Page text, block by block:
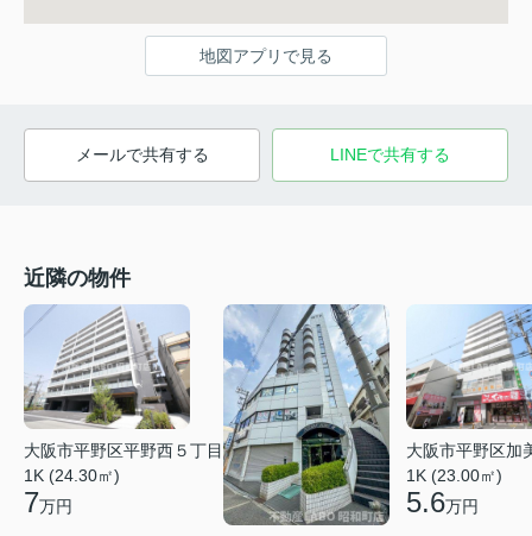
地図アプリで見る
メールで共有する LINEで共有する
近隣の物件
大阪市平野区平野西５丁目
1K (24.30㎡)
7万円
大阪市平野区加
1K (23.00㎡)
5.6万円